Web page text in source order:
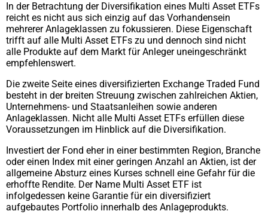
In der Betrachtung der Diversifikation eines Multi Asset ETFs
reicht es nicht aus sich einzig auf das Vorhandensein
mehrerer Anlageklassen zu fokussieren. Diese Eigenschaft
trifft auf alle Multi Asset ETFs zu und dennoch sind nicht
alle Produkte auf dem Markt für Anleger uneingeschränkt
empfehlenswert.
Die zweite Seite eines diversifizierten Exchange Traded Fund
besteht in der breiten Streuung zwischen zahlreichen Aktien,
Unternehmens- und Staatsanleihen sowie anderen
Anlageklassen. Nicht alle Multi Asset ETFs erfüllen diese
Voraussetzungen im Hinblick auf die Diversifikation.
Investiert der Fond eher in einer bestimmten Region, Branche
oder einen Index mit einer geringen Anzahl an Aktien, ist der
allgemeine Absturz eines Kurses schnell eine Gefahr für die
erhoffte Rendite. Der Name Multi Asset ETF ist
infolgedessen keine Garantie für ein diversifiziert
aufgebautes Portfolio innerhalb des Anlageprodukts.